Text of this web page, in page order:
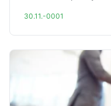
30.11.-0001